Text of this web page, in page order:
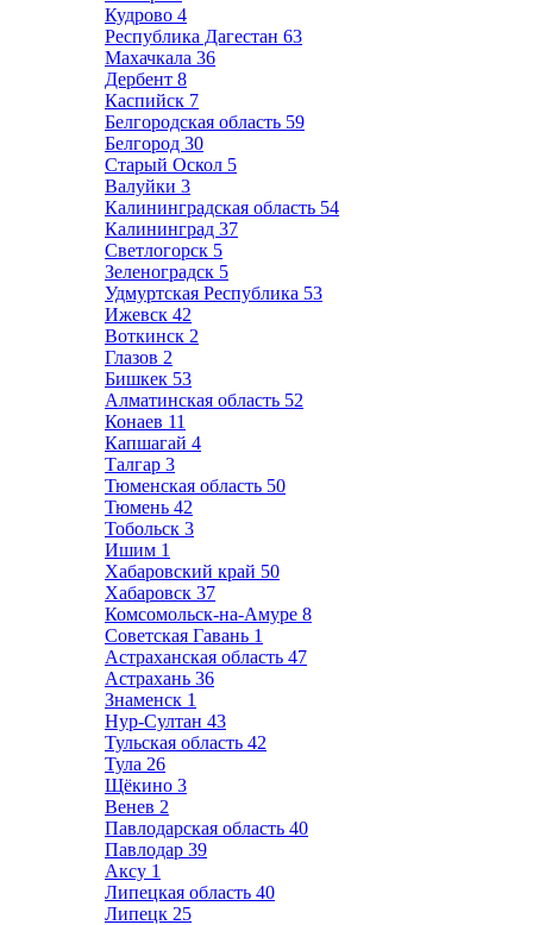
Кудрово 4
Республика Дагестан 63
Махачкала 36
Дербент 8
Каспийск 7
Белгородская область 59
Белгород 30
Старый Оскол 5
Валуйки 3
Калининградская область 54
Калининград 37
Светлогорск 5
Зеленоградск 5
Удмуртская Республика 53
Ижевск 42
Воткинск 2
Глазов 2
Бишкек 53
Алматинская область 52
Конаев 11
Капшагай 4
Талгар 3
Тюменская область 50
Тюмень 42
Тобольск 3
Ишим 1
Хабаровский край 50
Хабаровск 37
Комсомольск-на-Амуре 8
Советская Гавань 1
Астраханская область 47
Астрахань 36
Знаменск 1
Нур-Султан 43
Тульская область 42
Тула 26
Щёкино 3
Венев 2
Павлодарская область 40
Павлодар 39
Аксу 1
Липецкая область 40
Липецк 25